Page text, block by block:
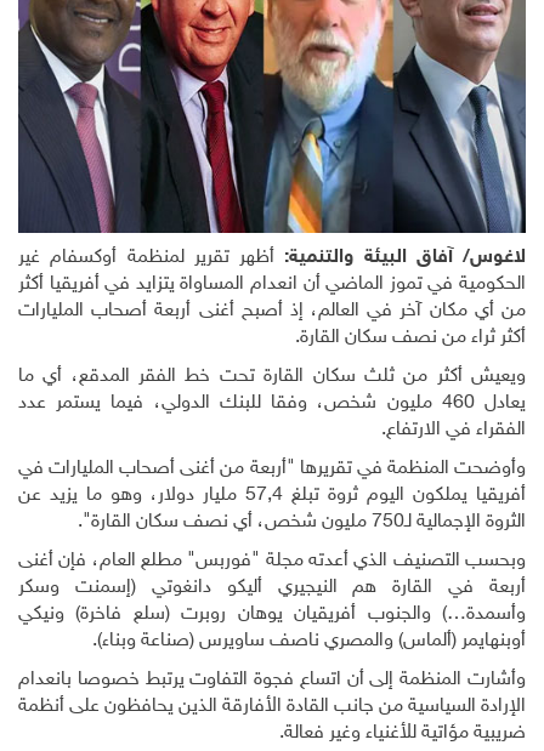
لاغوس/ آفاق البيئة والتنمية: أظهر تقرير لمنظمة أوكسفام غير
الحكومية في تموز الماضي أن انعدام المساواة يتزايد في أفريقيا أكثر
من أي مكان آخر في العالم، إذ أصبح أغنى أربعة أصحاب المليارات
أكثر ثراء من نصف سكان القارة.
ويعيش أكثر من ثلث سكان القارة تحت خط الفقر المدقع، أي ما
يعادل 460 مليون شخص، وفقا للبنك الدولي، فيما يستمر عدد
الفقراء في الارتفاع.
وأوضحت المنظمة في تقريرها "أربعة من أغنى أصحاب المليارات في
أفريقيا يملكون اليوم ثروة تبلغ 57,4 مليار دولار، وهو ما يزيد عن
الثروة الإجمالية لـ750 مليون شخص، أي نصف سكان القارة".
وبحسب التصنيف الذي أعدته مجلة "فوربس" مطلع العام، فإن أغنى
أربعة في القارة هم النيجيري أليكو دانغوتي (إسمنت وسكر
وأسمدة…) والجنوب أفريقيان يوهان روبرت (سلع فاخرة) ونيكي
أوبنهايمر (ألماس) والمصري ناصف ساويرس (صناعة وبناء).
وأشارت المنظمة إلى أن اتساع فجوة التفاوت يرتبط خصوصا بانعدام
الإرادة السياسية من جانب القادة الأفارقة الذين يحافظون على أنظمة
ضريبية مؤاتية للأغنياء وغير فعالة.